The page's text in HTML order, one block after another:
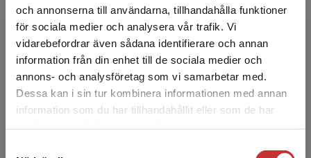
och annonserna till användarna, tillhandahålla funktioner
för sociala medier och analysera vår trafik. Vi
vidarebefordrar även sådana identifierare och annan
information från din enhet till de sociala medier och
annons- och analysföretag som vi samarbetar med.
Dessa kan i sin tur kombinera informationen med annan
information som du har tillhandahållit eller som de har
Begränsad fraktregion
Det verkar som att du besöker
studentlitteratur.se via en enhet utanför Sverige.
Vi erbjuder inte leveranser utanför Sverige. För
Gunnar Hellman
Gunnar Hellman är praktiserande Arkitekt
SAR/MSA och vd på Ahrbom & Partner i